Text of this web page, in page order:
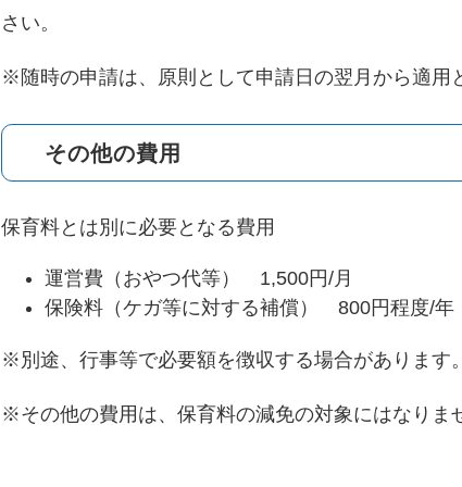
さい。
※随時の申請は、原則として申請日の翌月から適用
その他の費用
保育料とは別に必要となる費用
運営費（おやつ代等） 1,500円/月
保険料（ケガ等に対する補償） 800円程度/年
※別途、行事等で必要額を徴収する場合があります。
※その他の費用は、保育料の減免の対象にはなりま